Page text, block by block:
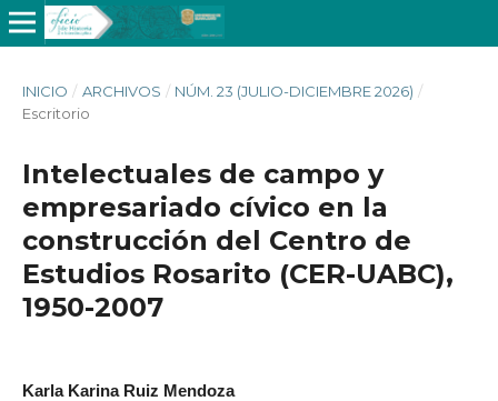
INICIO / ARCHIVOS / NÚM. 23 (JULIO-DICIEMBRE 2026) /
Escritorio
Intelectuales de campo y
empresariado cívico en la
construcción del Centro de
Estudios Rosarito (CER-UABC),
1950-2007
Karla Karina Ruiz Mendoza